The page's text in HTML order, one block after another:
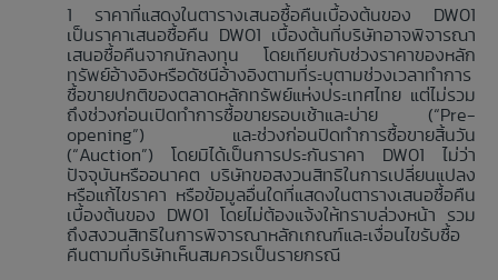
ราคาที่แสดงในตารางเสนอซื้อคืนเบื้องต้นของ DW01
เป็นราคาเสนอซื้อคืน DW01 เบื้องต้นที่บริษัทอาจพิจารณา
เสนอซื้อคืนจากนักลงทุน โดยเทียบกับช่วงราคาของหลัก
ทรัพย์อ้างอิงหรือดัชนีอ้างอิงตามที่ระบุตามช่วงเวลาทำการ
ซื้อขายปกติของตลาดหลักทรัพย์แห่งประเทศไทย แต่ไม่รวม
ถึงช่วงก่อนเปิดทำการซื้อขายรอบเช้าและบ่าย (“Pre-
opening”) และช่วงก่อนปิดทำการซื้อขายสิ้นวัน
(“Auction”) โดยมิได้เป็นการประกันราคา DW01 ไม่ว่า
ปัจจุบันหรืออนาคต บริษัทขอสงวนสิทธิในการเปลี่ยนแปลง
หรือแก้ไขราคา หรือข้อมูลอื่นใดที่แสดงในตารางเสนอซื้อคืน
เบื้องต้นของ DW01 โดยไม่ต้องแจ้งให้ทราบล่วงหน้า รวม
ถึงสงวนสิทธิในการพิจารณาหลักเกณฑ์และเงื่อนไขรับซื้อ
คืนตามที่บริษัทเห็นสมควรเป็นรายกรณี